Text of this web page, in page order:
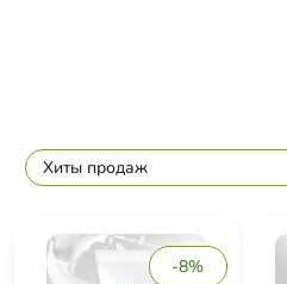
Хиты продаж
-8%